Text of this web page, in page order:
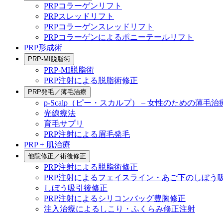
PRPコラーゲンリフト
PRPスレッドリフト
PRPコラーゲンスレッドリフト
PRPコラーゲンによるポニーテールリフト
PRP形成術
PRP-MI脱脂術
PRP-MI脱脂術
PRP注射による脱脂術修正
PRP発毛／薄毛治療
p-Scalp（ピー・スカルプ） – 女性のための薄毛治
光線療法
育毛サプリ
PRP注射による眉毛発毛
PRP + 肌治療
他院修正／術後修正
PRP注射による脱脂術修正
PRP注射によるフェイスライン・あご下のしぼう
しぼう吸引後修正
PRP注射によるシリコンバッグ豊胸修正
注入治療によるしこり・ふくらみ修正注射